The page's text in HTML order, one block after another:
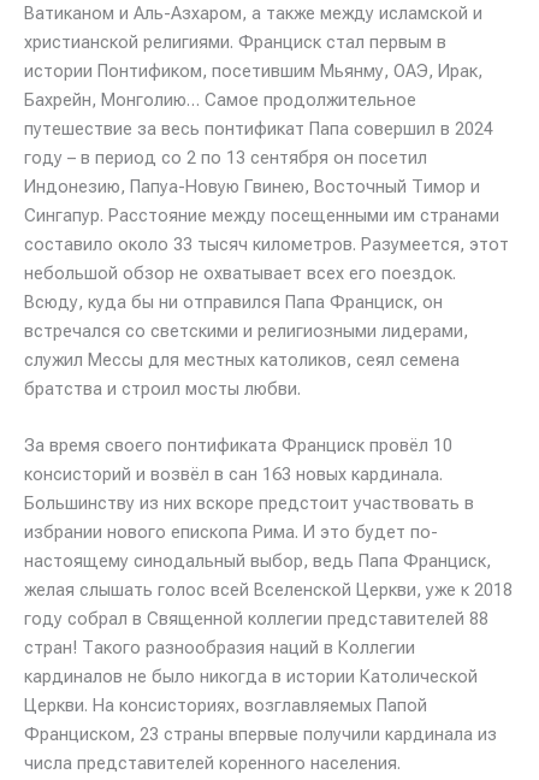
Ватиканом и Аль-Азхаром, а также между исламской и
христианской религиями. Франциск стал первым в
истории Понтификом, посетившим Мьянму, ОАЭ, Ирак,
Бахрейн, Монголию… Самое продолжительное
путешествие за весь понтификат Папа совершил в 2024
году – в период со 2 по 13 сентября он посетил
Индонезию, Папуа-Новую Гвинею, Восточный Тимор и
Сингапур. Расстояние между посещенными им странами
составило около 33 тысяч километров. Разумеется, этот
небольшой обзор не охватывает всех его поездок.
Всюду, куда бы ни отправился Папа Франциск, он
встречался со светскими и религиозными лидерами,
служил Мессы для местных католиков, сеял семена
братства и строил мосты любви.
За время своего понтификата Франциск провёл 10
консисторий и возвёл в сан 163 новых кардинала.
Большинству из них вскоре предстоит участвовать в
избрании нового епископа Рима. И это будет по-
настоящему синодальный выбор, ведь Папа Франциск,
желая слышать голос всей Вселенской Церкви, уже к 2018
году собрал в Священной коллегии представителей 88
стран! Такого разнообразия наций в Коллегии
кардиналов не было никогда в истории Католической
Церкви. На консисториях, возглавляемых Папой
Франциском, 23 страны впервые получили кардинала из
числа представителей коренного населения.